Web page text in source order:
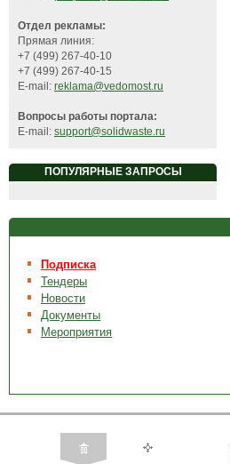
Отдел рекламы:
Прямая линия:
+7 (499) 267-40-10
+7 (499) 267-40-15
E-mail: reklama@vedomost.ru
Вопросы работы портала:
E-mail: support@solidwaste.ru
ПОПУЛЯРНЫЕ ЗАПРОСЫ
Подписка
Тендеры
Новости
Документы
Мероприятия